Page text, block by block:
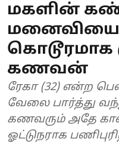
மகளின்
மனைவியை
கணவன்
ரேகா (32) என்ற
வேலை பார்த்து
கணவரும் அதே
ஓட்டுநராக